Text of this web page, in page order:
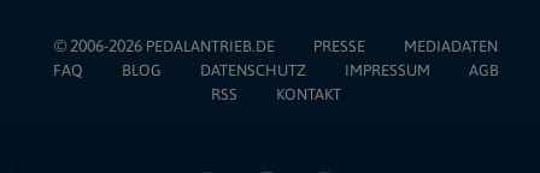
© 2006-2026 PEDALANTRIEB.DE PRESSE
MEDIADATEN
FAQ
BLOG DATENSCHUTZ IMPRESSUM
AGB
RSS
KONTAKT